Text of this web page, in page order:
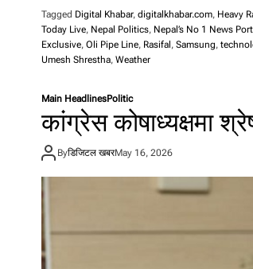
Tagged Digital Khabar, digitalkhabar.com, Heavy
Today Live, Nepal Politics, Nepal’s No 1 News
Exclusive, Oli Pipe Line, Rasifal , Samsung,
Umesh Shrestha, Weather
Main HeadlinesPolitic
कांग्रेस कोषाध्यक्षमा
Byडिजिटल खबरMay 16, 2026